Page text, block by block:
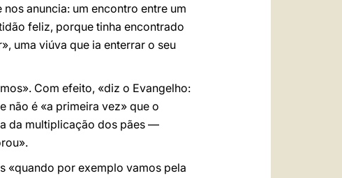
anuncia: um encontro entre um
feliz, porque tinha encontrado
uma viúva que ia enterrar o seu
Com efeito, «diz o Evangelho:
não é «a primeira vez» que o
da multiplicação dos pães —
«quando por exemplo vamos pela